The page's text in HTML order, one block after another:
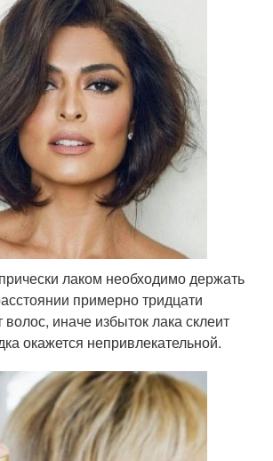
лаком необходимо держать
примерно тридцати
волос, иначе избыток лака склеит
окажется непривлекательной.